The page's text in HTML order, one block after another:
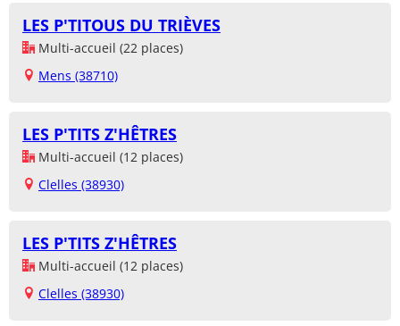
LES P'TITOUS DU TRIÈVES
Multi-accueil (22 places)
Mens (38710)
LES P'TITS Z'HÊTRES
Multi-accueil (12 places)
Clelles (38930)
LES P'TITS Z'HÊTRES
Multi-accueil (12 places)
Clelles (38930)